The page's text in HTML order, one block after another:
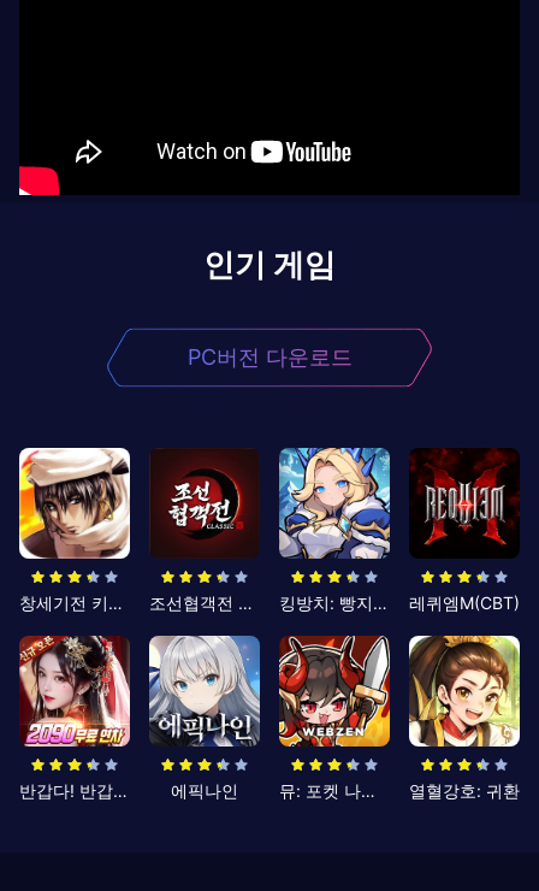
인기 게임
PC버전 다운로드
창세기전 키우기 조선협객전 클래식 킹방치: 빵지의 제왕 레퀴엠M(CBT)
반갑다! 반갑삼국지 에픽나인 뮤: 포켓 나이츠 열혈강호: 귀환